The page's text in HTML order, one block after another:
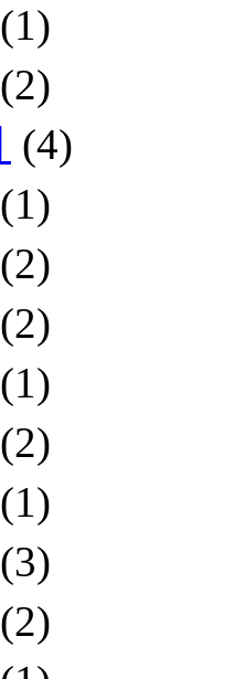
(1)
(2)
(4)
(1)
(2)
(2)
(1)
(2)
(1)
(3)
(2)